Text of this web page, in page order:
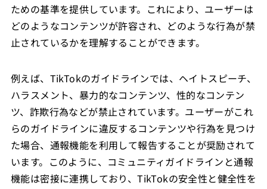
ための基準を提供しています。これにより、ユーザーは
どのようなコンテンツが許容され、どのような行為が禁
止されているかを理解することができます。
例えば、TikTokのガイドラインでは、ヘイトスピーチ、
ハラスメント、暴力的なコンテンツ、性的なコンテン
ツ、詐欺行為などが禁止されています。ユーザーがこれ
らのガイドラインに違反するコンテンツや行為を見つけ
た場合、通報機能を利用して報告することが奨励されて
います。このように、コミュニティガイドラインと通報
機能は密接に連携しており、TikTokの安全性と健全性を